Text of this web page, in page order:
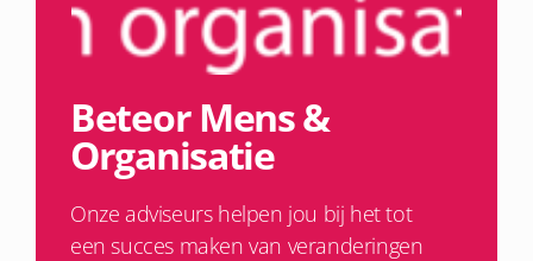
Beteor Mens &
Organisatie
Onze adviseurs helpen jou bij het tot
een succes maken van veranderingen